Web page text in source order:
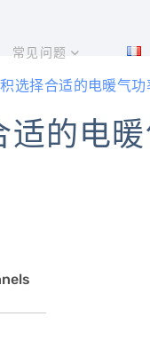
常见问题
选择合适的电暖气功
适的电